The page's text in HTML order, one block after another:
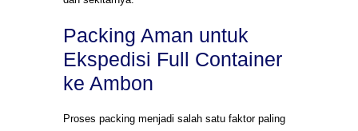
Packing Aman untuk
Ekspedisi Full Container
ke Ambon
Proses packing menjadi salah satu faktor paling